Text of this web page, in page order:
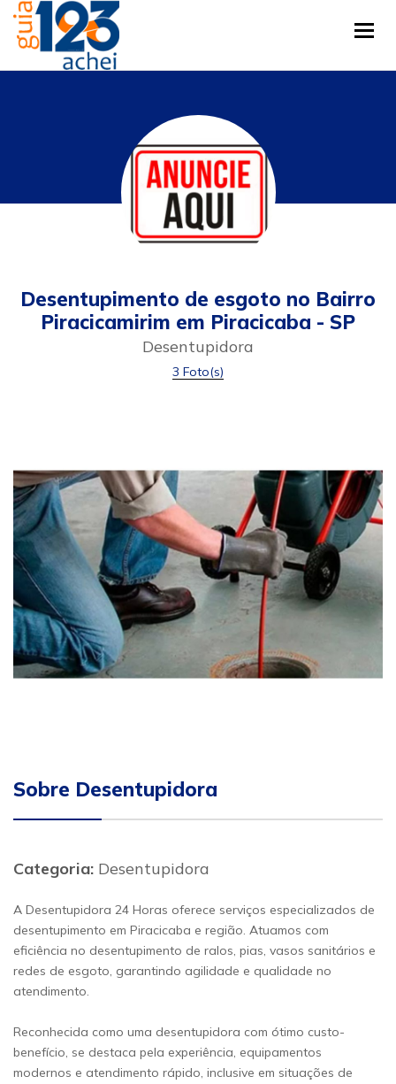
Desentupimento de esgoto no Bairro
Piracicamirim em Piracicaba - SP
Desentupidora
3 Foto(s)
Sobre Desentupidora
Categoria: Desentupidora
A Desentupidora 24 Horas oferece serviços especializados de
desentupimento em Piracicaba e região. Atuamos com
eficiência no desentupimento de ralos, pias, vasos sanitários e
redes de esgoto, garantindo agilidade e qualidade no
atendimento.
Reconhecida como uma desentupidora com ótimo custo-
benefício, se destaca pela experiência, equipamentos
modernos e atendimento rápido, inclusive em situações de